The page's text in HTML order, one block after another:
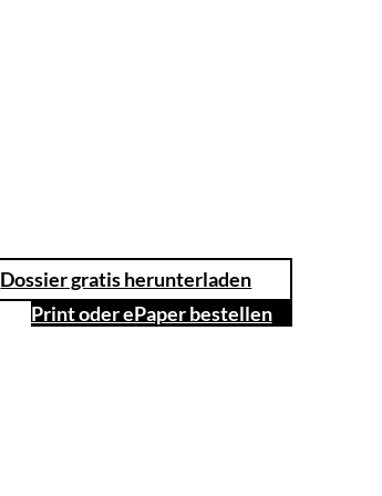
Dossier gratis herunterladen
Print oder ePaper bestellen